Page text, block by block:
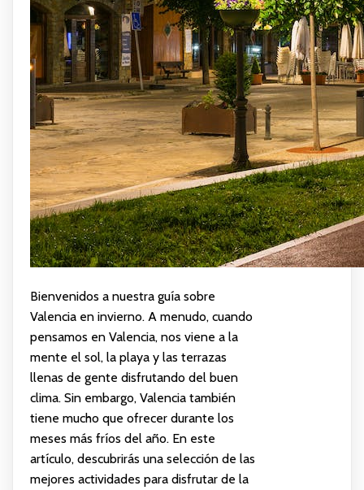
Bienvenidos a nuestra guía sobre
Valencia en invierno. A menudo, cuando
pensamos en Valencia, nos viene a la
mente el sol, la playa y las terrazas
llenas de gente disfrutando del buen
clima. Sin embargo, Valencia también
tiene mucho que ofrecer durante los
meses más fríos del año. En este
artículo, descubrirás una selección de las
mejores actividades para disfrutar de la